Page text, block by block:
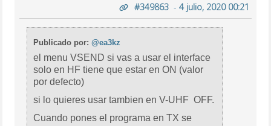
#349863- 4 julio, 2020 00:21
Publicado por:@ea3kz
el menu VSEND si vas a usar el interface
solo en HF tiene que estar en ON (valor
por defecto)
si lo quieres usar tambien en V-UHF OFF.
Cuando pones el programa en TX se